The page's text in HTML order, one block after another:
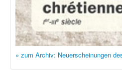
» zum Archiv: Neuerscheinungen